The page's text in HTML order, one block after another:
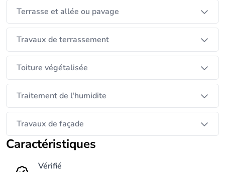
Terrasse et allée ou pavage
Travaux de terrassement
Toiture végétalisée
Traitement de l'humidite
Travaux de façade
Caractéristiques
Vérifié